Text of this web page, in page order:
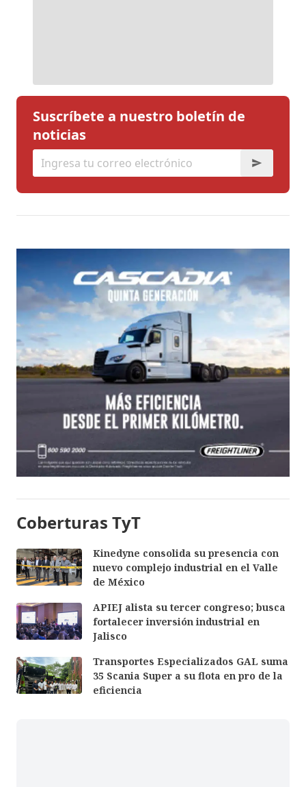
Suscríbete a nuestro boletín de
noticias
Coberturas TyT
Kinedyne consolida su presencia con
nuevo complejo industrial en el Valle
de México
APIEJ alista su tercer congreso; busca
fortalecer inversión industrial en
Jalisco
Transportes Especializados GAL suma
35 Scania Super a su flota en pro de la
eficiencia